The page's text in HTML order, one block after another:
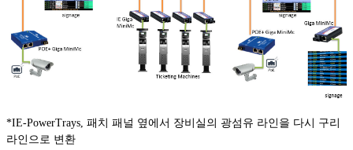
*IE-PowerTrays, 패치 패널 옆에서 장비실의 광섬유 라인을 다시 구리
라인으로 변환